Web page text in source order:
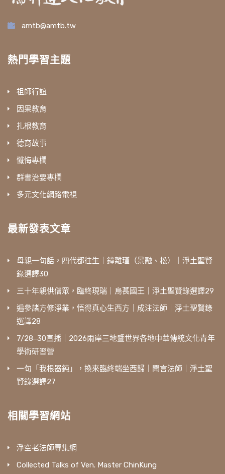
amtb@amtb.tw
熱門學習主題
祖師行誼
因果教育
扎根教育
德育故事
懺悔專欄
群書治要專欄
多元文化網路電視
最新發表文章
母親一句話，四代都往生｜鐘離瑾（景融、松）｜淨土聖賢
錄選譯30
三十年親供僧眾，臨終現瑞｜烏萇國王｜淨土聖賢錄選譯29
遍參諸方修淨業，悟得真心生西方｜成注法師｜淨土聖賢錄
選譯28
7/28‒30直播｜2026兩岸三地暨世界各地中華傳統文化青年
學術研習營
一句「我根器鈍」，換來臨終端坐西歸｜聞言法師｜淨土聖
賢錄選譯27
相關學習網站
淨空老法師專集網
Collected Talks of Ven. Master ChinKung